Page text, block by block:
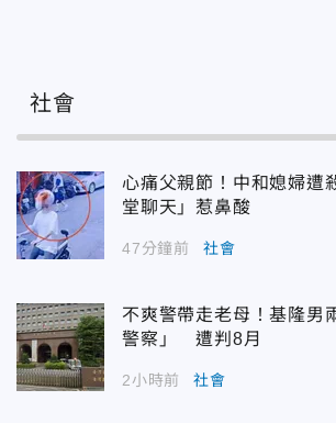
社會
心痛父親節！中和媳婦
堂聊天」惹鼻酸
47分鐘前 社會
不爽警帶走老母！基隆男
警察」 遭判8月
2小時前 社會